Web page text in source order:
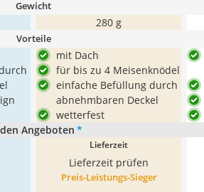
Gewicht
280 g
Vorteile
mit Dach
für bis zu 4 Meisenknödel
einfache Befüllung durch
abnehmbaren Deckel
wetterfest
Angeboten *
Lieferzeit
Lieferzeit prüfen
Preis-Leistungs-Sieger